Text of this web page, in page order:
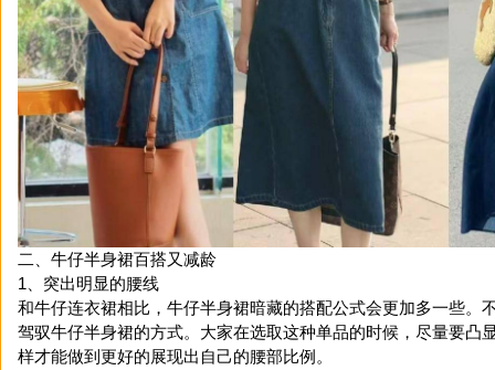
二、牛仔半身裙百搭又减龄
1、突出明显的腰线
和牛仔连衣裙相比，牛仔半身裙暗藏的搭配公式会更加多一些。
驾驭牛仔半身裙的方式。大家在选取这种单品的时候，尽量要凸
样才能做到更好的展现出自己的腰部比例。